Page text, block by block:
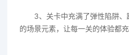
3、关卡中充满了弹性陷阱
的场景元素，让每一关的体验都充